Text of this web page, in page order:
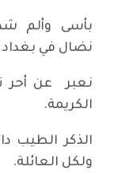
بأسى وألم
نضال في بغداد
نعبر عن أحر
الكريمة.
الذكر الطيب
ولكل العائلة.